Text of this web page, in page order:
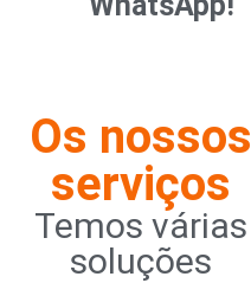
Os nossos
serviços
Temos várias
soluções